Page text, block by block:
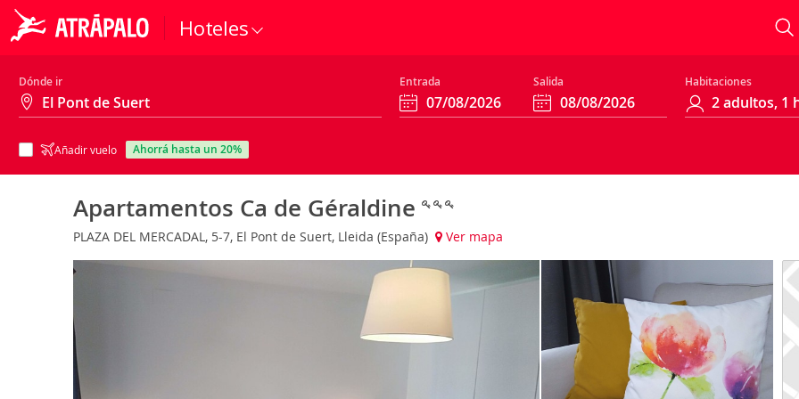
Hoteles
Dónde ir Entrada Salida Habitaciones
Añadir vuelo ahorrá hasta un 20%
Apartamentos Ca de Géraldine
PLAZA DEL MERCADAL, 5-7, El Pont de Suert, Lleida (España) Ver mapa